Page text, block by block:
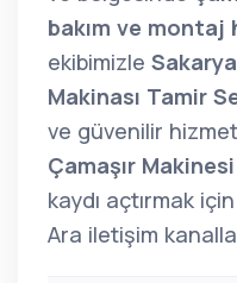
bakım ve
ekibimizle
Makinası Tamir
ve güvenilir
Çamaşır
kaydı açtırmak
Ara iletişim